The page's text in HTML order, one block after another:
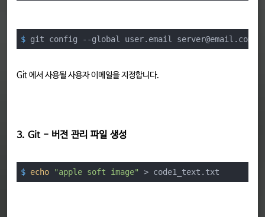
$ git config --global user.email server@email.com
Git 에서 사용될 사용자 이메일을 지정합니다.
3. Git - 버전 관리 파일 생성
$ echo "apple soft image" > code1_text.txt